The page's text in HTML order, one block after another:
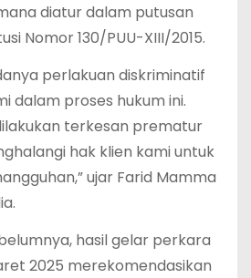
diatur dalam putusan
Nomor 130/PUU-XIII/2015.
perlakuan diskriminatif
dalam proses hukum ini.
terkesan prematur
hak klien kami untuk
ujar Farid Mamma
hasil gelar perkara
2025 merekomendasikan